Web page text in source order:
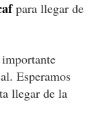
para llegar de
Esperamos
llegar de la